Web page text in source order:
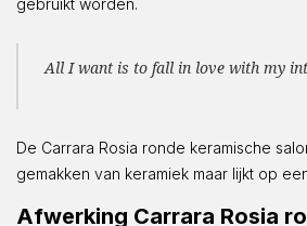
All I want is to fall in love with my
De Carrara Rosia ronde keramische
gemakken van keramiek maar lijkt op
Afwerking Carrara Rosia